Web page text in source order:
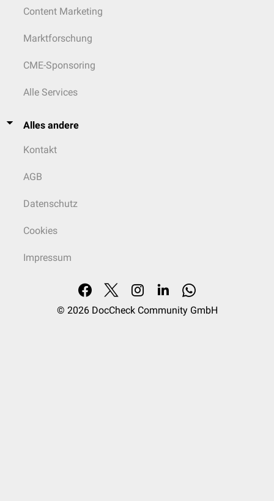
Content Marketing
Marktforschung
CME-Sponsoring
Alle Services
Alles andere
Kontakt
AGB
Datenschutz
Cookies
Impressum
© 2026 DocCheck Community GmbH